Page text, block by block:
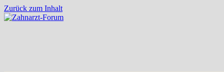
Zurück zum Inhalt